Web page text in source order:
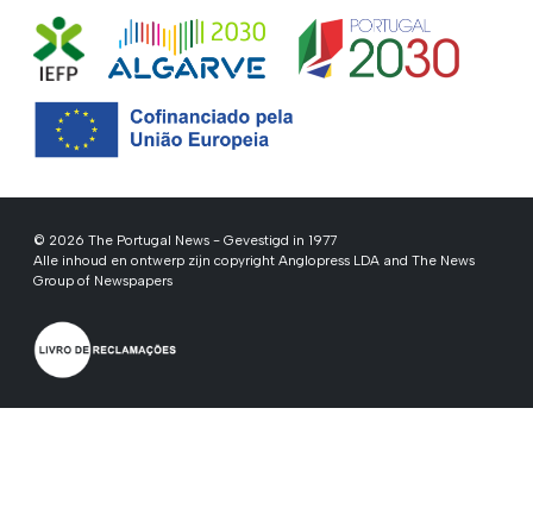
© 2026 The Portugal News - Gevestigd in 1977
Alle inhoud en ontwerp zijn copyright Anglopress LDA and The News
Group of Newspapers